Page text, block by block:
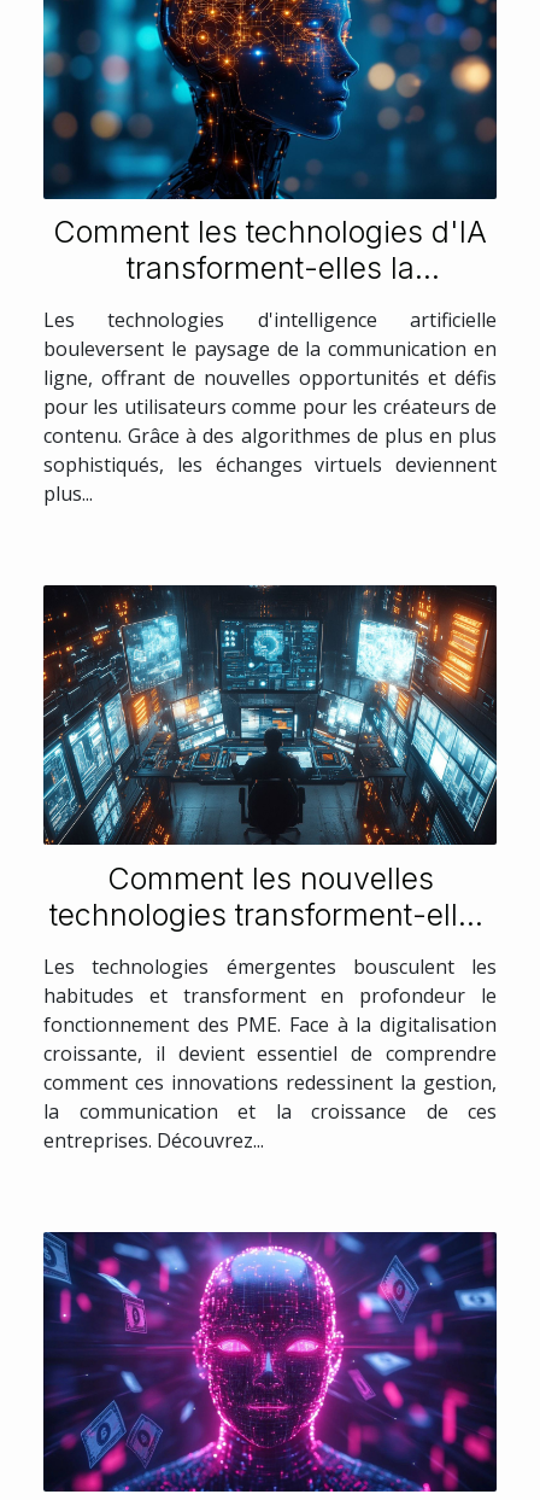
Comment les technologies d'IA
transforment-elles la
communication en ligne ?
Les technologies d'intelligence artificielle
bouleversent le paysage de la communication en
ligne, offrant de nouvelles opportunités et défis
pour les utilisateurs comme pour les créateurs de
contenu. Grâce à des algorithmes de plus en plus
sophistiqués, les échanges virtuels deviennent
plus...
Comment les nouvelles
technologies transforment-elles
les PME ?
Les technologies émergentes bousculent les
habitudes et transforment en profondeur le
fonctionnement des PME. Face à la digitalisation
croissante, il devient essentiel de comprendre
comment ces innovations redessinent la gestion,
la communication et la croissance de ces
entreprises. Découvrez...